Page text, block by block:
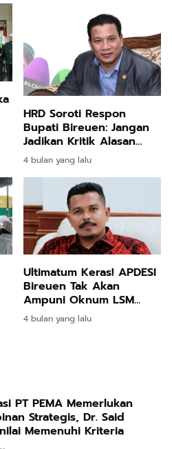
HRD Soroti Respon
Bupati Bireuen: Jangan
Jadikan Kritik Alasan
Kehilangan Semangat
Bantu Korban Banjir
4 bulan yang lalu
Ultimatum Keras! APDESI
Bireuen Tak Akan
Ampuni Oknum LSM
yang Tekan Keuchiek!
4 bulan yang lalu
PT PEMA Memerlukan
Strategis, Dr. Said
Memenuhi Kriteria